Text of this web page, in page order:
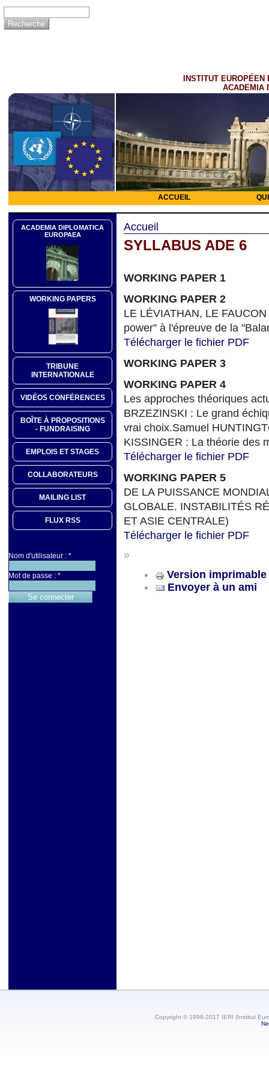
INSTITUT EUROPÉEN
ACADEMIA
ACCUEIL
ACADEMIA DIPLOMATICA
EUROPAEA
WORKING PAPERS
TRIBUNE
INTERNATIONALE
VIDÉOS CONFÉRENCES
BOÎTE À PROPOSITIONS
- FUNDRAISING
EMPLOIS ET STAGES
COLLABORATEURS
MAILING LIST
FLUX RSS
Nom d'utilisateur : *
Mot de passe : *
Accueil
SYLLABUS ADE 6
WORKING PAPER 1
WORKING PAPER 2
LE LÉVIATHAN, LE
power" à l'épreuve de la
Télécharger le fichier PDF
WORKING PAPER 3
WORKING PAPER 4
Les approches théoriques
BRZEZINSKI : Le grand
vrai choix.Samuel
KISSINGER : La théorie des
Télécharger le fichier PDF
WORKING PAPER 5
DE LA PUISSANCE
GLOBALE. INSTABILITÉS
ET ASIE CENTRALE)
Télécharger le fichier PDF
»
Version imprimable
Envoyer à un ami
Copyright © 1998-2017 IERI (Institut